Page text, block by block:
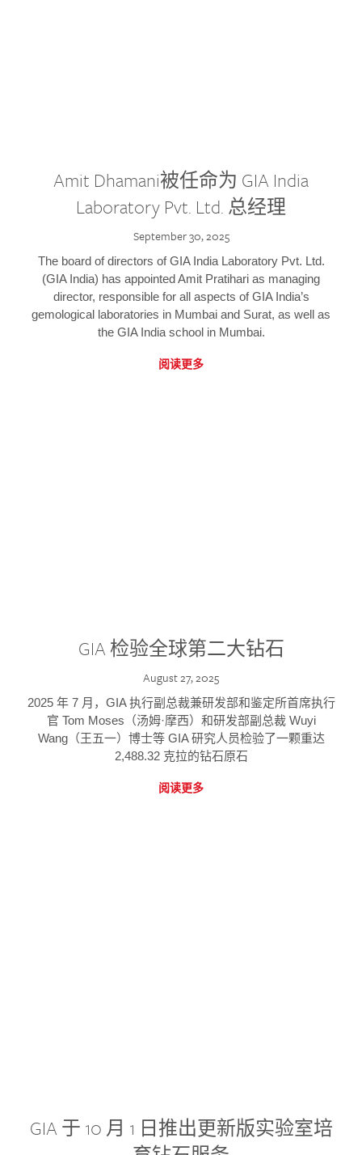
Amit Dhamani被任命为 GIA India
Laboratory Pvt. Ltd. 总经理
September 30, 2025
The board of directors of GIA India Laboratory Pvt. Ltd.
(GIA India) has appointed Amit Pratihari as managing
director, responsible for all aspects of GIA India’s
gemological laboratories in Mumbai and Surat, as well as
the GIA India school in Mumbai.
阅读更多
GIA 检验全球第二大钻石
August 27, 2025
2025 年 7 月，GIA 执行副总裁兼研发部和鉴定所首席执行
官 Tom Moses（汤姆·摩西）和研发部副总裁 Wuyi
Wang（王五一）博士等 GIA 研究人员检验了一颗重达
2,488.32 克拉的钻石原石
阅读更多
GIA 于 10 月 1 日推出更新版实验室培